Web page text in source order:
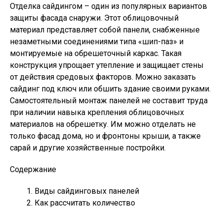
Отделка сайдингом – один из популярных вариантов
защиты фасада снаружи. Этот облицовочный
материал представляет собой панели, снабженные
незаметными соединениями типа «шип-паз» и
монтируемые на обрешеточный каркас. Такая
конструкция упрощает утепление и защищает стены
от действия средовых факторов. Можно заказать
сайдинг под ключ или обшить здание своими руками.
Самостоятельный монтаж панелей не составит труда
при наличии навыка крепления облицовочных
материалов на обрешетку. Им можно отделать не
только фасад дома, но и фронтоны крыши, а также
сарай и другие хозяйственные постройки.
Содержание
Виды сайдинговых панелей
Как рассчитать количество